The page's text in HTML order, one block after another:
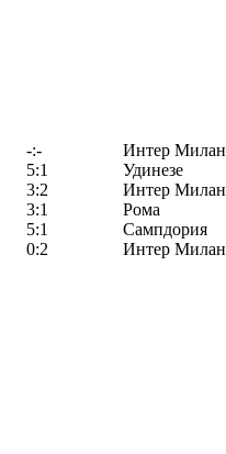
-:-
Интер Милан
5:1
Удинезе
3:2
Интер Милан
3:1
Рома
5:1
Сампдория
0:2
Интер Милан